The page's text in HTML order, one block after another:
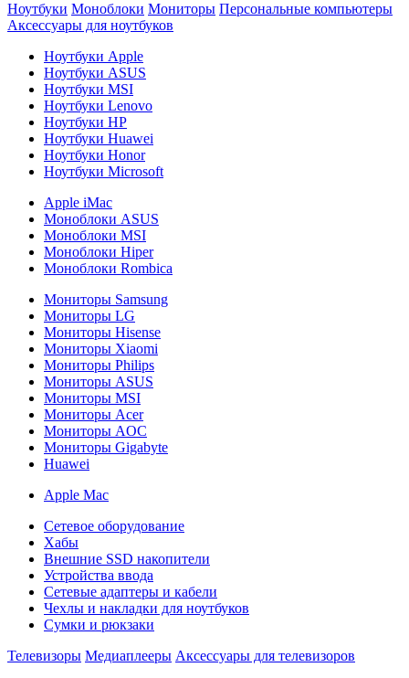
Ноутбуки Моноблоки Мониторы Персональные компьютеры
Аксессуары для ноутбуков
Ноутбуки Apple
Ноутбуки ASUS
Ноутбуки MSI
Ноутбуки Lenovo
Ноутбуки HP
Ноутбуки Huawei
Ноутбуки Honor
Ноутбуки Microsoft
Apple iMac
Моноблоки ASUS
Моноблоки MSI
Моноблоки Hiper
Моноблоки Rombica
Мониторы Samsung
Мониторы LG
Мониторы Hisense
Мониторы Xiaomi
Мониторы Philips
Мониторы ASUS
Мониторы MSI
Мониторы Acer
Мониторы AOC
Мониторы Gigabyte
Huawei
Apple Mac
Сетевое оборудование
Хабы
Внешние SSD накопители
Устройства ввода
Сетевые адаптеры и кабели
Чехлы и накладки для ноутбуков
Сумки и рюкзаки
Телевизоры Медиаплееры Аксессуары для телевизоров